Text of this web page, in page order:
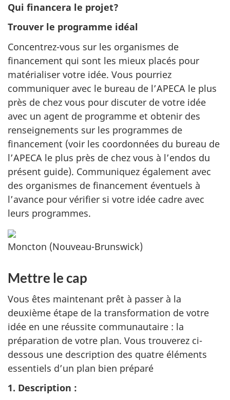
Qui financera le projet?
Trouver le programme idéal
Concentrez-vous sur les organismes de
financement qui sont les mieux placés pour
matérialiser votre idée. Vous pourriez
communiquer avec le bureau de l’APECA le plus
près de chez vous pour discuter de votre idée
avec un agent de programme et obtenir des
renseignements sur les programmes de
financement (voir les coordonnées du bureau de
l’APECA le plus près de chez vous à l’endos du
présent guide). Communiquez également avec
des organismes de financement éventuels à
l’avance pour vérifier si votre idée cadre avec
leurs programmes.
Moncton (Nouveau-Brunswick)
Mettre le cap
Vous êtes maintenant prêt à passer à la
deuxième étape de la transformation de votre
idée en une réussite communautaire : la
préparation de votre plan. Vous trouverez ci-
dessous une description des quatre éléments
essentiels d’un plan bien préparé
1. Description :